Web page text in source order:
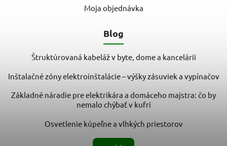
Moja objednávka
Blog
Štruktúrovaná kabeláž v byte, dome a kancelárii
Inštalačné zóny elektroinštalácie – výšky zásuviek a vypínačov
Základné náradie pre elektrikára a domáceho majstra: čo by
nemalo chýbať v kufri
Osvetlenie kúpeľne a vlhkých priestorov